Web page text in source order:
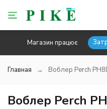
Магазин працює
Главная Воблер Perch
Воблер Perch